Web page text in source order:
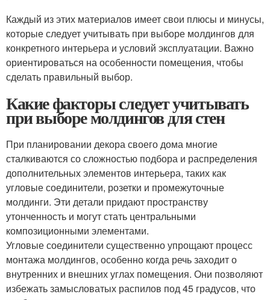
Каждый из этих материалов имеет свои плюсы и минусы,
которые следует учитывать при выборе молдингов для
конкретного интерьера и условий эксплуатации. Важно
ориентироваться на особенности помещения, чтобы
сделать правильный выбор.
Какие факторы следует учитывать
при выборе молдингов для стен
При планировании декора своего дома многие
сталкиваются со сложностью подбора и распределения
дополнительных элементов интерьера, таких как
угловые соединители, розетки и промежуточные
молдинги. Эти детали придают пространству
утонченность и могут стать центральными
композиционными элементами.
Угловые соединители существенно упрощают процесс
монтажа молдингов, особенно когда речь заходит о
внутренних и внешних углах помещения. Они позволяют
избежать замысловатых распилов под 45 градусов, что